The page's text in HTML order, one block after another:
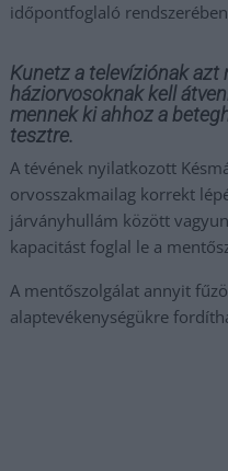
időpontfoglaló
Kunetz a televíziónak azt
háziorvosoknak kell
mennek ki ahhoz a
tesztre.
A tévének nyilatkozott
orvosszakmailag korrekt
járványhullám között
kapacitást foglal le a
A mentőszolgálat annyit
alaptevékenységükre